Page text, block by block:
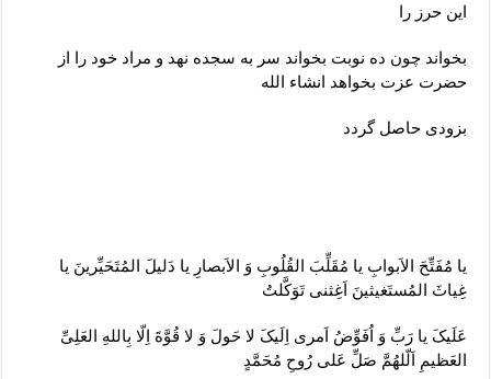
این حرز را
بخواند چون ده نوبت بخواند سر به سجده نهد و مراد خود را از
حضرت عزت بخواهد انشاء الله
بزودی حاصل گردد
یا مُفَتِّحَ الاَبوابِ یا مُقَلِّبَ القُلُوبِ وَ الاَبصارِ یا دَلیلَ المُتَحَیِّرینَ یا
غِیاثَ المُستَغیثینَ اَغِثنی تَوَکَّلتُ
عَلَیکَ یا رَبِّ وَ اُفَوِّضُ اَمری اِلَیکَ لا حَولَ وَ لا قُوَّةَ اِلّا بِاللهِ العَلِیِّ
العَظیمِ اَلّلهُمَّ صَلِّ عَلی رُوحِ مُحَمَّدٍ